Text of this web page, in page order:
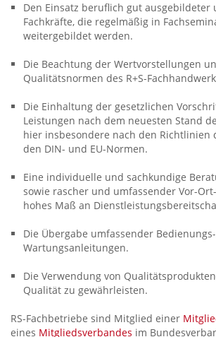
Den Einsatz beruflich gut ausgebildeter
Fachkräfte, die regelmäßig in
weitergebildet werden.
Die Beachtung der Wertvorstellungen
Qualitätsnormen des R+S-
Die Einhaltung der gesetzlichen
Leistungen nach dem neuesten Stand
hier insbesondere nach den Richtlinien
den DIN- und EU-Normen.
Eine individuelle und sachkundige
sowie rascher und umfassender Vor-
hohes Maß an
Die Übergabe umfassender
Wartungsanleitungen.
Die Verwendung von
Qualität zu gewährleisten.
RS-Fachbetriebe sind Mitglied einer
eines Mitgliedsverbandes im